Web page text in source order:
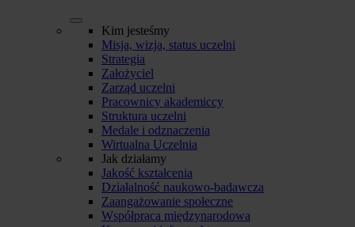
Kim jesteśmy
Misja, wizja, status uczelni
Strategia
Założyciel
Zarząd uczelni
Pracownicy akademiccy
Struktura uczelni
Medale i odznaczenia
Wirtualna Uczelnia
Jak działamy
Jakość kształcenia
Działalność naukowo-badawcza
Zaangażowanie społeczne
Współpraca międzynarodowa